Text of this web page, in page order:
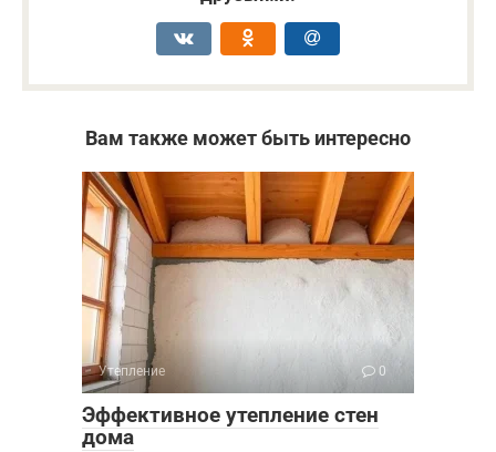
Вам также может быть интересно
Утепление 0
Эффективное утепление стен
дома